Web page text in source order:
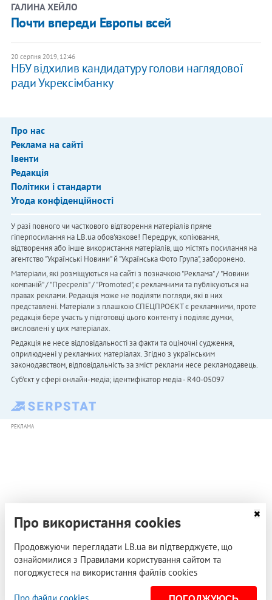
ГАЛИНА ХЕЙЛО
Почти впереди Европы всей
20 серпня 2019, 12:46
НБУ відхилив кандидатуру голови наглядової
ради Укрексімбанку
Про нас
Реклама на сайті
Івенти
Редакція
Політики і стандарти
Угода конфіденційності
У разі повного чи часткового відтворення матеріалів пряме
гіперпосилання на LB.ua обов'язкове! Передрук, копіювання,
відтворення або інше використання матеріалів, що містять посилання на
агентство "Українськi Новини" й "Українська Фото Група", заборонено.
Матеріали, які розміщуються на сайті з позначкою "Реклама" / "Новини
компаній" / "Пресреліз" / "Promoted", є рекламними та публікуються на
правах реклами. Редакція може не поділяти погляди, які в них
представлені. Матеріали з плашкою СПЕЦПРОЄКТ є рекламними, проте
редакція бере участь у підготовці цього контенту і поділяє думки,
висловлені у цих матеріалах.
Редакція не несе відповідальності за факти та оціночні судження,
оприлюднені у рекламних матеріалах. Згідно з українським
законодавством, відповідальність за зміст реклами несе рекламодавець.
Cуб'єкт у сфері онлайн-медіа; ідентифікатор медіа - R40-05097
РЕКЛАМА
Про використання cookies
Продовжуючи переглядати LB.ua ви підтверджуєте, що
ознайомилися з Правилами користування сайтом та
погоджуєтеся на використання файлів cookies